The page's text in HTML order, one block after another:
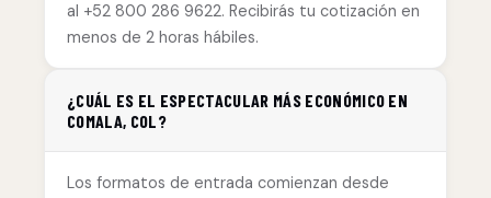
al +52 800 286 9622. Recibirás tu cotización en
menos de 2 horas hábiles.
¿CUÁL ES EL ESPECTACULAR MÁS ECONÓMICO EN
COMALA, COL?
Los formatos de entrada comienzan desde